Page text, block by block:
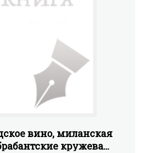
вино, миланская
кружева...